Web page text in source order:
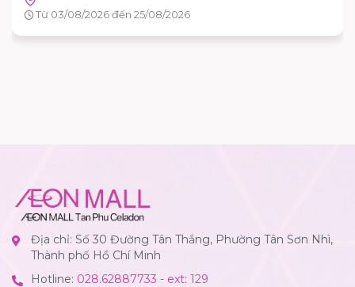
Hãy đến tham gia và cùng lan tỏa thông điệp yêu thương
Từ 03/08/2026 đến 25/08/2026
Địa chỉ: Số 30 Đường Tân Thắng, Phường Tân Sơn Nhì,
Thành phố Hồ Chí Minh
Hotline: 028.62887733 - ext: 129